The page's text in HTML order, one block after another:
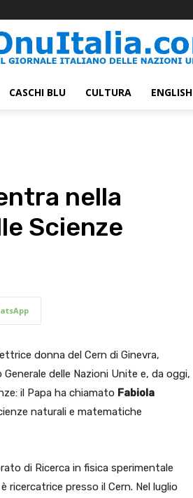
CASCHI BLU CULTURA ENGLISH
nella
Scienze
donna del Cern di Ginevra,
delle Nazioni Unite e, da oggi,
il Papa ha chiamato Fabiola
naturali e matematiche
di Ricerca in fisica sperimentale
ricercatrice presso il Cern. Nel luglio